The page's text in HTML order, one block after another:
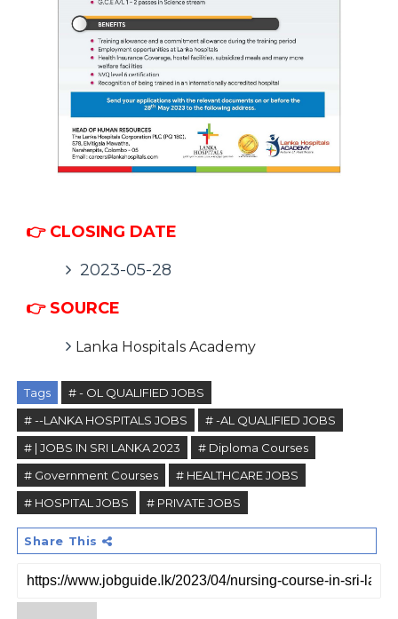
👉 CLOSING DATE
2023-05-28
👉 SOURCE
Lanka Hospitals Academy
Tags
# - OL QUALIFIED JOBS
# --LANKA HOSPITALS JOBS
# -AL QUALIFIED JOBS
# | JOBS IN SRI LANKA 2023
# Diploma Courses
# Government Courses
# HEALTHCARE JOBS
# HOSPITAL JOBS
# PRIVATE JOBS
Share This